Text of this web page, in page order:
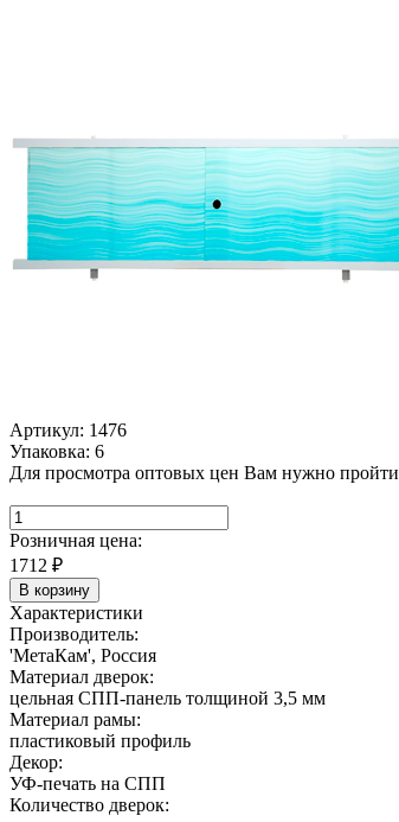
Артикул: 1476
Упаковка: 6
Для просмотра оптовых цен Вам нужно пройти
Розничная цена:
1712 ₽
В корзину
Характеристики
Производитель:
'МетаКам', Россия
Материал дверок:
цельная СПП-панель толщиной 3,5 мм
Материал рамы:
пластиковый профиль
Декор:
УФ-печать на СПП
Количество дверок: